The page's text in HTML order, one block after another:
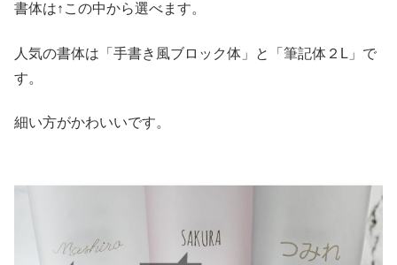
書体は↑この中から選べます。
人気の書体は「手書き風ブロック体」と「筆記体２L」で
す。
細い方がかわいいです。